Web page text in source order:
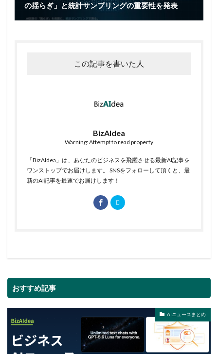
の揺らぎ」と統計サンプリングの重要性を発表
この記事を書いた人
BizAIdea
Warning: Attempt to read property
「BizAIdea」は、あなたのビジネスを飛躍させる最新AI記事を
ワンストップでお届けします。 SNSをフォローして頂くと、最
新のAI記事を最速でお届けします！
おすすめ記事
AIニュースまとめ